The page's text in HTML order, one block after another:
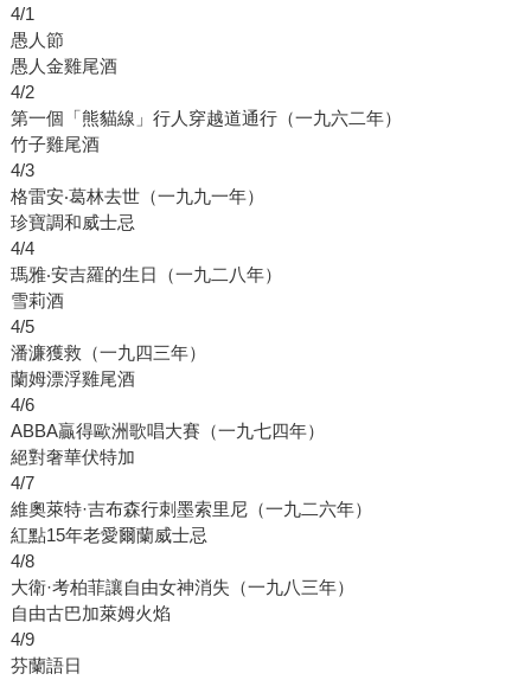
4/1
愚人節
愚人金雞尾酒
4/2
第一個「熊貓線」行人穿越道通行（一九六二年）
竹子雞尾酒
4/3
格雷安‧葛林去世（一九九一年）
珍寶調和威士忌
4/4
瑪雅‧安吉羅的生日（一九二八年）
雪莉酒
4/5
潘濂獲救（一九四三年）
蘭姆漂浮雞尾酒
4/6
ABBA贏得歐洲歌唱大賽（一九七四年）
絕對奢華伏特加
4/7
維奧萊特·吉布森行刺墨索里尼（一九二六年）
紅點15年老愛爾蘭威士忌
4/8
大衛·考柏菲讓自由女神消失（一九八三年）
自由古巴加萊姆火焰
4/9
芬蘭語日